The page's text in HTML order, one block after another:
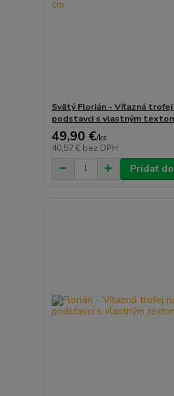
Svätý Florián - Víťazná
podstavci s vlastným
49,90 €/ks
40,57 € bez DPH
Pridať